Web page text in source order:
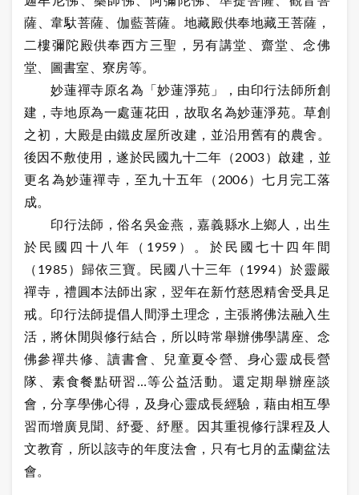
薩、韋馱菩薩、伽藍菩薩。地藏殿供奉地藏王菩薩，
二樓彌陀殿供奉西方三聖，另有講堂、齋堂、念佛
堂、圖書室、寮房等。
妙蓮禪寺原名為「妙蓮淨苑」，由印行法師所創
建，寺地原為一處蓮花田，故取名為妙蓮淨苑。草創
之初，大殿是由鐵皮屋所改建，並沿用舊有的農舍。
後因不敷使用，遂於民國九十二年（2003）啟建，並
更名為妙蓮禪寺，至九十五年（2006）七月完工落
成。
印行法師，俗名吳金燕，嘉義縣水上鄉人，出生
於民國四十八年（1959）。於民國七十四年間
（1985）歸依三寶。民國八十三年（1994）於靈嚴
禪寺，禮圓本法師出家，翌年在新竹慈恩精舍受具足
戒。印行法師提倡人間淨土理念，主張將佛法融入生
活，將休閒與修行結合，所以時常舉辦佛學講座、念
佛參禪共修、讀書會、兒童夏令營、身心靈成長營
隊、素食餐點研習…等公益活動。還定期舉辦座談
會，分享學佛心得，及身心靈成長經驗，藉由相互學
習而增廣見聞、紓憂、紓壓。因其重視修行課程及人
文教育，所以該寺的年度法會，只有七月的盂蘭盆法
會。